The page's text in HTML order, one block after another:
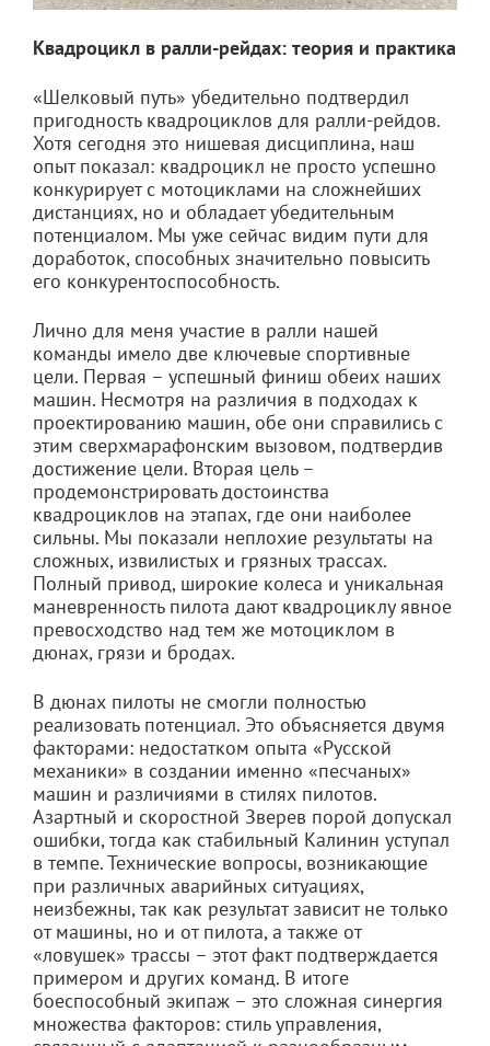
Квадроцикл в ралли-рейдах: теория и практика
«Шелковый путь» убедительно подтвердил
пригодность квадроциклов для ралли-рейдов.
Хотя сегодня это нишевая дисциплина, наш
опыт показал: квадроцикл не просто успешно
конкурирует с мотоциклами на сложнейших
дистанциях, но и обладает убедительным
потенциалом. Мы уже сейчас видим пути для
доработок, способных значительно повысить
его конкурентоспособность.
Лично для меня участие в ралли нашей
команды имело две ключевые спортивные
цели. Первая – успешный финиш обеих наших
машин. Несмотря на различия в подходах к
проектированию машин, обе они справились с
этим сверхмарафонским вызовом, подтвердив
достижение цели. Вторая цель –
продемонстрировать достоинства
квадроциклов на этапах, где они наиболее
сильны. Мы показали неплохие результаты на
сложных, извилистых и грязных трассах.
Полный привод, широкие колеса и уникальная
маневренность пилота дают квадроциклу явное
превосходство над тем же мотоциклом в
дюнах, грязи и бродах.
В дюнах пилоты не смогли полностью
реализовать потенциал. Это объясняется двумя
факторами: недостатком опыта «Русской
механики» в создании именно «песчаных»
машин и различиями в стилях пилотов.
Азартный и скоростной Зверев порой допускал
ошибки, тогда как стабильный Калинин уступал
в темпе. Технические вопросы, возникающие
при различных аварийных ситуациях,
неизбежны, так как результат зависит не только
от машины, но и от пилота, а также от
«ловушек» трассы – этот факт подтверждается
примером и других команд. В итоге
боеспособный экипаж – это сложная синергия
множества факторов: стиль управления,